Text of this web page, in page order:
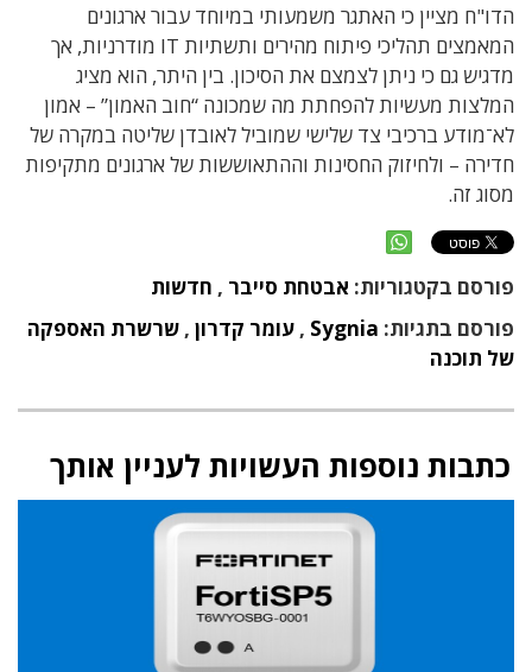
הדו"ח מציין כי האתגר משמעותי במיוחד עבור ארגונים
המאמצים תהליכי פיתוח מהירים ותשתיות IT מודרניות, אך
מדגיש גם כי ניתן לצמצם את הסיכון. בין היתר, הוא מציג
המלצות מעשיות להפחתת מה שמכונה “חוב האמון” – אמון
לא־מודע ברכיבי צד שלישי שמוביל לאובדן שליטה במקרה של
חדירה – ולחיזוק החסינות וההתאוששות של ארגונים מתקיפות
מסוג זה.
פורסם בקטגוריות: אבטחת סייבר , חדשות
פורסם בתגיות: Sygnia
, עומר קדרון , שרשרת האספקה
של תוכנה
כתבות נוספות העשויות לעניין אותך